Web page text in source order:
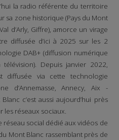
la radio référente du territoire
sa zone historique (Pays du Mont
d’Arly, Giffre), amorce un virage
diffusée d’ici à 2025 sur les 2
DAB+ (diffusion numérique
Depuis janvier 2022,
diffusée via cette technologie
d’Annemasse, Annecy, Aix -
c’est aussi aujourd’hui près
les réseaux sociaux.
réseau social dédié aux vidéos de
Mont Blanc rassemblant près de